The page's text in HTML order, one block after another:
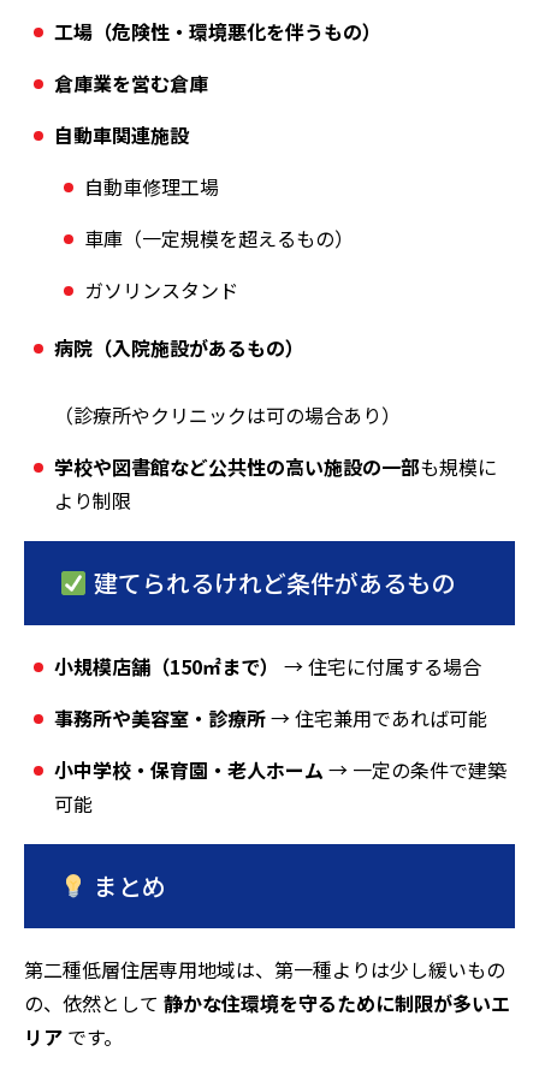
工場（危険性・環境悪化を伴うもの）
倉庫業を営む倉庫
自動車関連施設
自動車修理工場
車庫（一定規模を超えるもの）
ガソリンスタンド
病院（入院施設があるもの）
（診療所やクリニックは可の場合あり）
学校や図書館など公共性の高い施設の一部も規模に
より制限
建てられるけれど条件があるもの
小規模店舗（150㎡まで）
→ 住宅に付属する場合
事務所や美容室・診療所→ 住宅兼用であれば可能
小中学校・保育園・老人ホーム → 一定の条件で建築
可能
まとめ
第二種低層住居専用地域は、第一種よりは少し緩いもの
の、依然として 静かな住環境を守るために制限が多いエ
リア です。